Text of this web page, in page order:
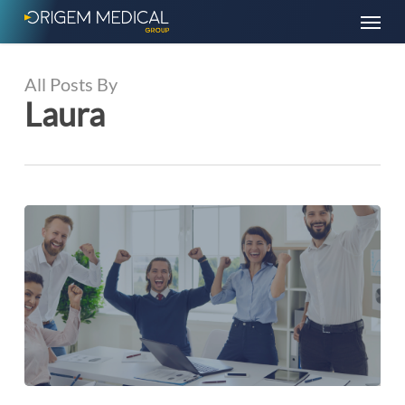
Skip
content
Menu
All Posts By
Laura